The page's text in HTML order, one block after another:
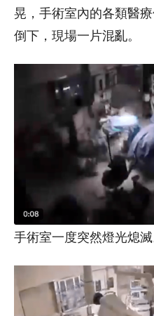
晃，手術室內的各類醫
倒下，現場一片混亂。
手術室一度突然燈光熄滅